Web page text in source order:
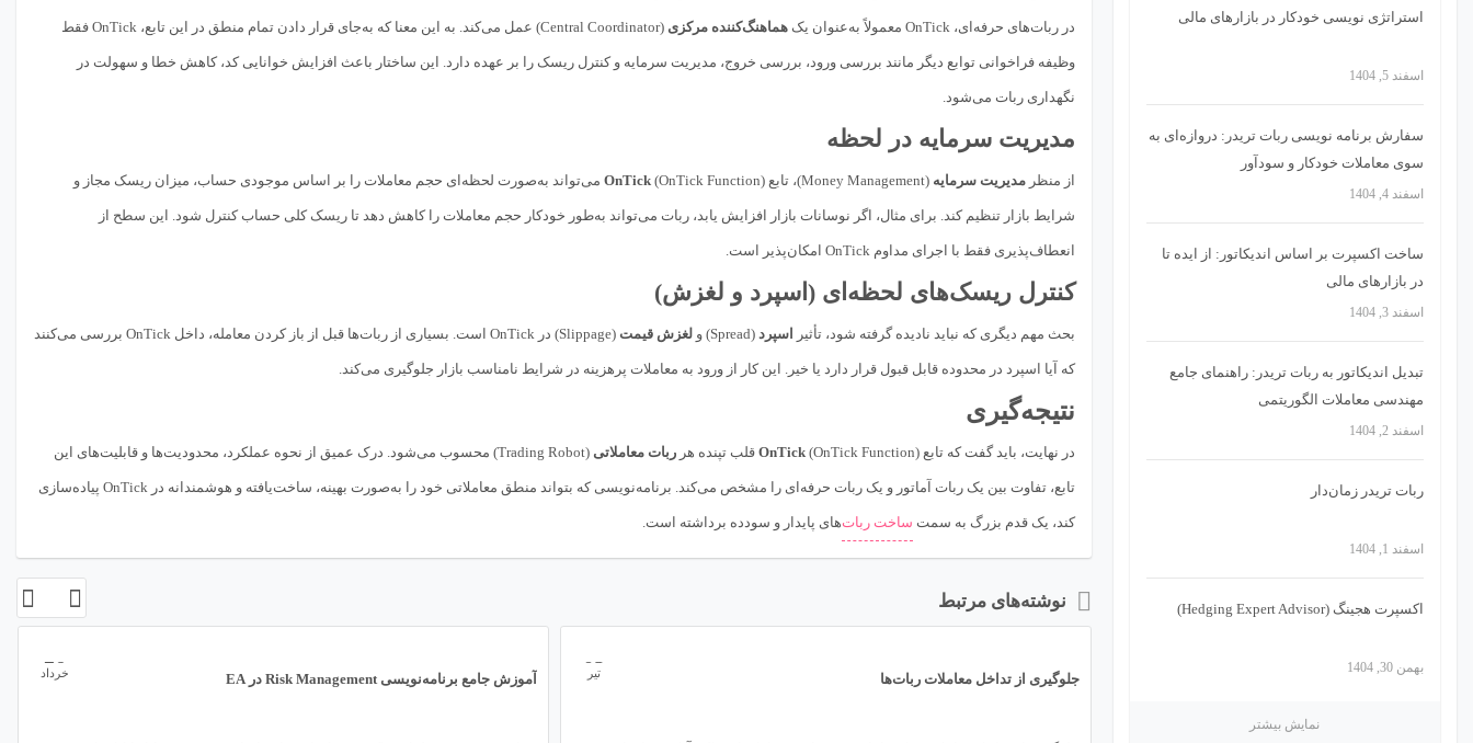
استراتژی‌ نویسی خودکار در بازارهای مالی
اسفند 5, 1404
سفارش برنامه نویسی ربات تریدر: دروازه‌ای به
سوی معاملات خودکار و سودآور
اسفند 4, 1404
ساخت اکسپرت بر اساس اندیکاتور: از ایده تا
در بازارهای مالی
اسفند 3, 1404
تبدیل اندیکاتور به ربات تریدر: راهنمای جامع
مهندسی معاملات الگوریتمی
اسفند 2, 1404
ربات تریدر زمان‌دار
اسفند 1, 1404
اکسپرت هجینگ (Hedging Expert Advisor)
بهمن 30, 1404
نمایش بیشتر
در ربات‌های حرفه‌ای، OnTick معمولاً به‌عنوان یک هماهنگ‌کننده مرکزی (Central Coordinator) عمل می‌کند. به این معنا که به‌جای قرار دادن تمام منطق در این تابع، OnTick فقط
وظیفه فراخوانی توابع دیگر مانند بررسی ورود، بررسی خروج، مدیریت سرمایه و کنترل ریسک را بر عهده دارد. این ساختار باعث افزایش خوانایی کد، کاهش خطا و سهولت در
نگهداری ربات می‌شود.
مدیریت سرمایه در لحظه
از منظرمدیریت سرمایه (Money Management)، تابع OnTick (OnTick Function) می‌تواند به‌صورت لحظه‌ای حجم معاملات را بر اساس موجودی حساب، میزان ریسک مجاز و
شرایط بازار تنظیم کند. برای مثال، اگر نوسانات بازار افزایش یابد، ربات می‌تواند به‌طور خودکار حجم معاملات را کاهش دهد تا ریسک کلی حساب کنترل شود. این سطح از
انعطاف‌پذیری فقط با اجرای مداوم OnTick امکان‌پذیر است.
کنترل ریسک‌های لحظه‌ای (اسپرد و لغزش)
بحث مهم دیگری که نباید نادیده گرفته شود، تأثیر اسپرد (Spread) و لغزش قیمت (Slippage) در OnTick است. بسیاری از ربات‌ها قبل از باز کردن معامله، داخل OnTick بررسی می‌کنند
که آیا اسپرد در محدوده قابل قبول قرار دارد یا خیر. این کار از ورود به معاملات پرهزینه در شرایط نامناسب بازار جلوگیری می‌کند.
نتیجه‌گیری
در نهایت، باید گفت که تابع OnTick(OnTick Function) قلب تپنده هر ربات معاملاتی (Trading Robot) محسوب می‌شود. درک عمیق از نحوه عملکرد، محدودیت‌ها و قابلیت‌های این
تابع، تفاوت بین یک ربات آماتور و یک ربات حرفه‌ای را مشخص می‌کند. برنامه‌نویسی که بتواند منطق معاملاتی خود را به‌صورت بهینه، ساخت‌یافته و هوشمندانه در OnTick پیاده‌سازی
کند، یک قدم بزرگ به سمت ساخت ربات‌های پایدار و سودده برداشته است.
نوشته‌های مرتبط
جلوگیری از تداخل معاملات ربات‌ها تیر آموزش جامع برنامه‌نویسی Risk Management در EA خرداد